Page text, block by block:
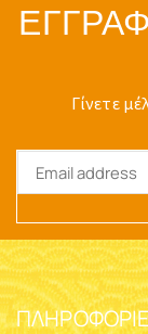
Γίνετε